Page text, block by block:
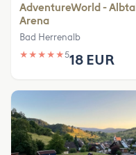
AdventureWorld - Albtal
Arena
Bad Herrenalb
★ ★ ★ ★ ★518 EUR